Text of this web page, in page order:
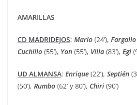
AMARILLAS
CD MADRIDEJOS: Mario (24’), Fargallo
Cuchillo (55’), Yon (55’), Villa (83’), Egi
UD ALMANSA: Enrique (22’), Septién
(50’), Rumbo (62’ y 80’), Chiri (90’)